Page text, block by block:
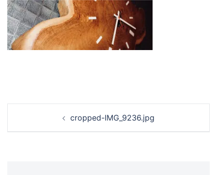
Navigation cropped-IMG_9236.jpg